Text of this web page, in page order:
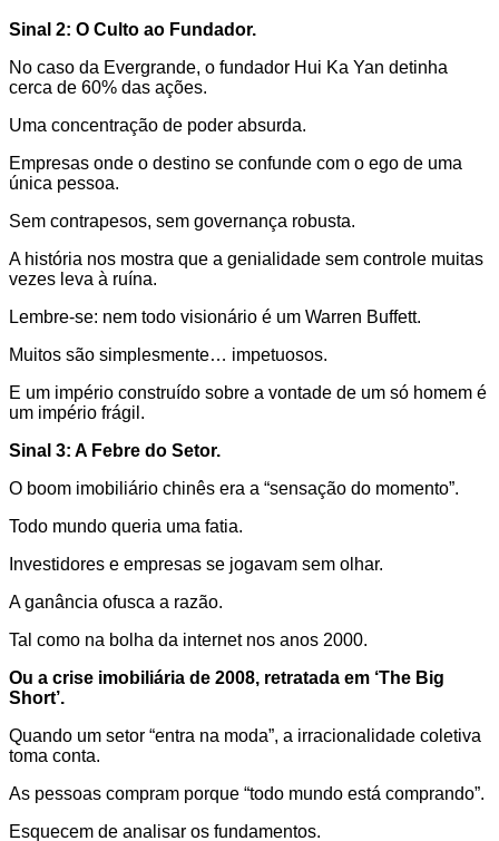
Sinal 2: O Culto ao Fundador.
No caso da Evergrande, o fundador Hui Ka Yan detinha
cerca de 60% das ações.
Uma concentração de poder absurda.
Empresas onde o destino se confunde com o ego de uma
única pessoa.
Sem contrapesos, sem governança robusta.
A história nos mostra que a genialidade sem controle muitas
vezes leva à ruína.
Lembre-se: nem todo visionário é um Warren Buffett.
Muitos são simplesmente… impetuosos.
E um império construído sobre a vontade de um só homem é
um império frágil.
Sinal 3: A Febre do Setor.
O boom imobiliário chinês era a “sensação do momento”.
Todo mundo queria uma fatia.
Investidores e empresas se jogavam sem olhar.
A ganância ofusca a razão.
Tal como na bolha da internet nos anos 2000.
Ou a crise imobiliária de 2008, retratada em ‘The Big
Short’.
Quando um setor “entra na moda”, a irracionalidade coletiva
toma conta.
As pessoas compram porque “todo mundo está comprando”.
Esquecem de analisar os fundamentos.